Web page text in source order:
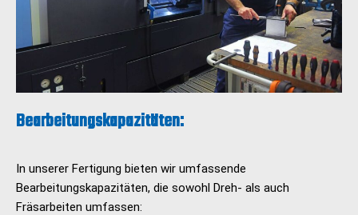
Bearbeitungskapazitäten:
In unserer Fertigung bieten wir umfassende
Bearbeitungskapazitäten, die sowohl Dreh- als auch
Fräsarbeiten umfassen: